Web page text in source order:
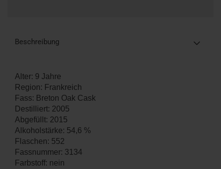
Beschreibung
Alter: 9 Jahre
Region: Frankreich
Fass: Breton Oak Cask
Destilliert: 2005
Abgefüllt: 2015
Alkoholstärke: 54,6 %
Flaschen: 552
Fassnummer: 3134
Farbstoff: nein